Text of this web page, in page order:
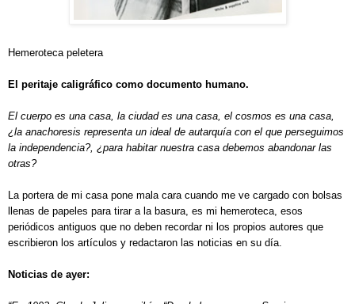
Hemeroteca peletera
El peritaje caligráfico como documento humano.
El cuerpo es una casa, la ciudad es una casa, el cosmos es una casa,
¿la anachoresis representa un ideal de autarquía con el que perseguimos
la independencia?, ¿para habitar nuestra casa debemos abandonar las
otras?
La portera de mi casa pone mala cara cuando me ve cargado con bolsas
llenas de papeles para tirar a la basura, es mi hemeroteca, esos
periódicos antiguos que no deben recordar ni los propios autores que
escribieron los artículos y redactaron las noticias en su día.
Noticias de ayer: